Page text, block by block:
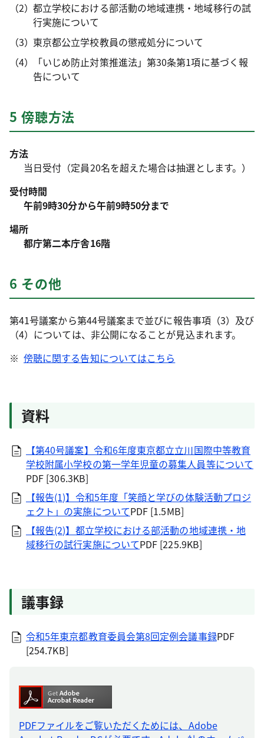
都立学校における部活動の地域連携・地域移行の試
行実施について
東京都公立学校教員の懲戒処分について
「いじめ防止対策推進法」第30条第1項に基づく報
告について
5 傍聴方法
方法
当日受付（定員20名を超えた場合は抽選とします。）
受付時間
午前9時30分から午前9時50分まで
場所
都庁第二本庁舎16階
6 その他
第41号議案から第44号議案まで並びに報告事項（3）及び
（4）については、非公開になることが見込まれます。
※ 傍聴に関する告知についてはこちら
資料
【第40号議案】令和6年度東京都立立川国際中等教育
学校附属小学校の第一学年児童の募集人員等について
PDF [306.3KB]
【報告(1)】令和5年度「笑顔と学びの体験活動プロジ
ェクト」の実施についてPDF [1.5MB]
【報告(2)】都立学校における部活動の地域連携・地
域移行の試行実施についてPDF [225.9KB]
議事録
令和5年東京都教育委員会第8回定例会議事録PDF
[254.7KB]
PDFファイルをご覧いただくためには、Adobe